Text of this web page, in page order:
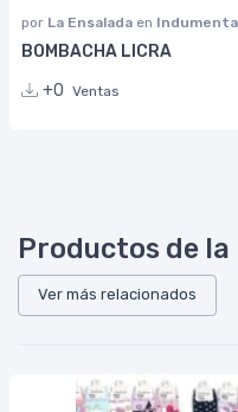
por La Ensalada en
BOMBACHA LICRA
+0 Ventas
Productos de
Ver más relacionados